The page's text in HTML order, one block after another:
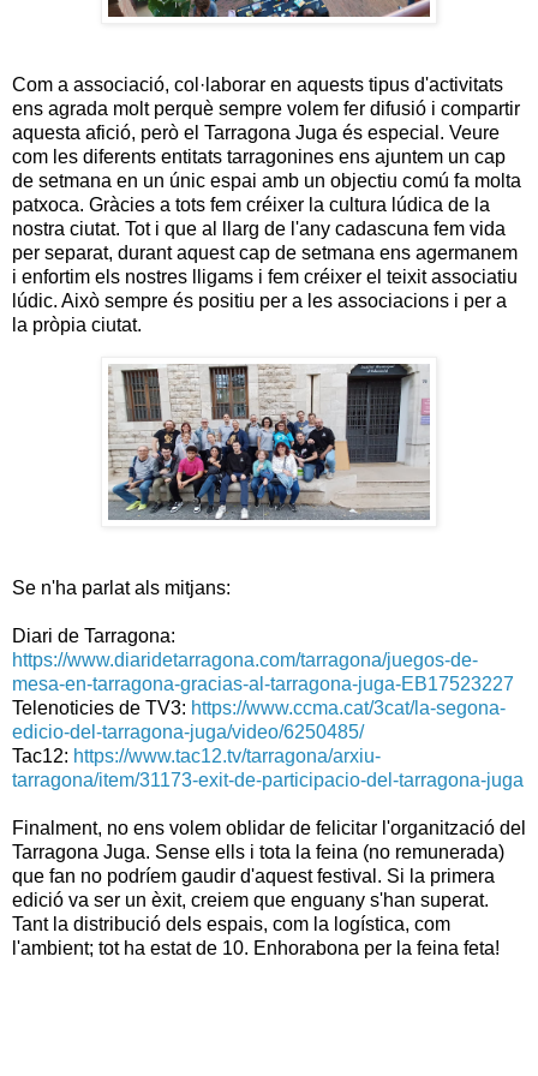
Com a associació, col·laborar en aquests tipus d'activitats
ens agrada molt perquè sempre volem fer difusió i compartir
aquesta afició, però el Tarragona Juga és especial. Veure
com les diferents entitats tarragonines ens ajuntem un cap
de setmana en un únic espai amb un objectiu comú fa molta
patxoca. Gràcies a tots fem créixer la cultura lúdica de la
nostra ciutat. Tot i que al llarg de l'any cadascuna fem vida
per separat, durant aquest cap de setmana ens agermanem
i enfortim els nostres lligams i fem créixer el teixit associatiu
lúdic. Això sempre és positiu per a les associacions i per a
la pròpia ciutat.
Se n'ha parlat als mitjans:
Diari de Tarragona:
https://www.diaridetarragona.com/tarragona/juegos-de-
mesa-en-tarragona-gracias-al-tarragona-juga-EB17523227
Telenoticies de TV3: https://www.ccma.cat/3cat/la-segona-
edicio-del-tarragona-juga/video/6250485/
Tac12: https://www.tac12.tv/tarragona/arxiu-
tarragona/item/31173-exit-de-participacio-del-tarragona-juga
Finalment, no ens volem oblidar de felicitar l'organització del
Tarragona Juga. Sense ells i tota la feina (no remunerada)
que fan no podríem gaudir d'aquest festival. Si la primera
edició va ser un èxit, creiem que enguany s'han superat.
Tant la distribució dels espais, com la logística, com
l'ambient; tot ha estat de 10. Enhorabona per la feina feta!